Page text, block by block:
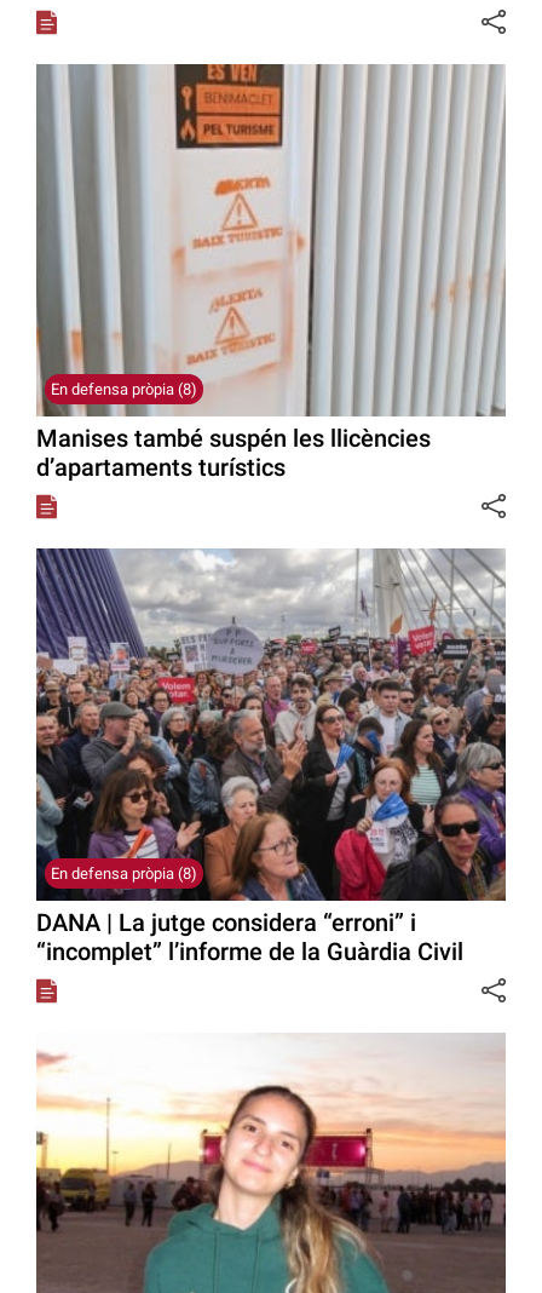
En defensa pròpia (8)
Manises també suspén les llicències
d’apartaments turístics
En defensa pròpia (8)
DANA | La jutge considera “erroni” i
“incomplet” l’informe de la Guàrdia Civil